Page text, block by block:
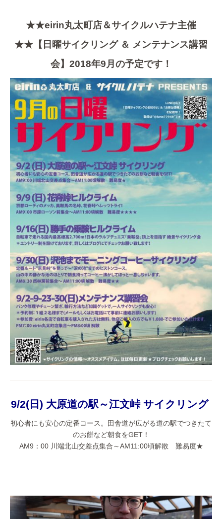
★★eirin丸太町店＆サイクルハテナ主催
★★【日曜サイクリング ＆ メンテナンス講習
会】2018年9月の予定です！
9/2(日) 大原道の駅～江文峠 サイクリング
初心者にも安心の定番コース。田舎道が広がる道の駅でつきたて
のお餅など朝食をGET！
AM9：00 川端北山交差点集合～AM11:00頃解散 難易度★